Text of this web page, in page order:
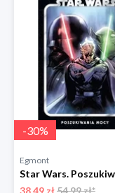
-30%
Egmont